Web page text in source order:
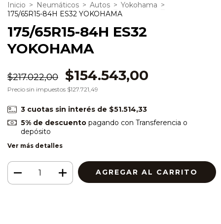
Inicio > Neumáticos > Autos > Yokohama >
175/65R15-84H ES32 YOKOHAMA
175/65R15-84H ES32
YOKOHAMA
$217.022,00 $154.543,00
Precio sin impuestos $127.721,49
3 cuotas sin interés de $51.514,33
5% de descuentopagando con Transferencia o
depósito
Ver más detalles